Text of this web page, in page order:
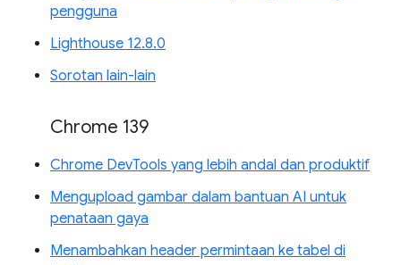
pengguna
Lighthouse 12.8.0
Sorotan lain-lain
Chrome 139
Chrome DevTools yang lebih andal dan produktif
Mengupload gambar dalam bantuan AI untuk
penataan gaya
Menambahkan header permintaan ke tabel di